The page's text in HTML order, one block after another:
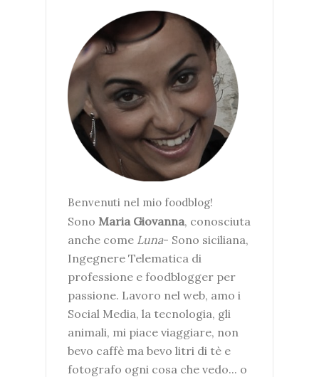
Benvenuti nel mio foodblog!
Sono Maria Giovanna, conosciuta
anche come Luna- Sono siciliana,
Ingegnere Telematica di
professione e foodblogger per
passione. Lavoro nel web, amo i
Social Media, la tecnologia, gli
animali, mi piace viaggiare, non
bevo caffè ma bevo litri di tè e
fotografo ogni cosa che vedo... o